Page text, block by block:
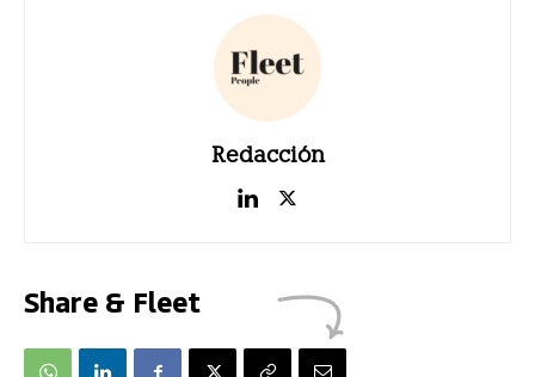
Redacción
Share & Fleet